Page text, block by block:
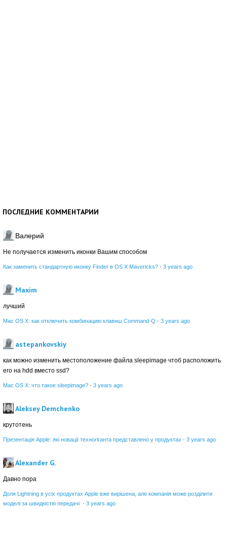
ПОСЛЕДНИЕ КОММЕНТАРИИ
Валерий
Не получается изменить иконки Вашим способом
Как заменить стандартную иконку Finder в OS X Mavericks? · 3 years ago
Maxim
лучший
Mac OS X: как отключить комбинацию клавиш Command-Q · 3 years ago
astepankovskiy
как можно изменить местоположение файла sleepimage чтоб расположить
его на hdd вместо ssd?
Mac OS X: что такое sleepimage? · 3 years ago
Aleksey Demchenko
крутотень
Презентація Apple: які новації техногіганта представлено у продуктах · 3 years ago
Alexander G.
Давно пора
Доля Lightning в усіх продуктах Apple вже вирішена, але компанія може розділити
моделі за швидкістю передачі · 3 years ago